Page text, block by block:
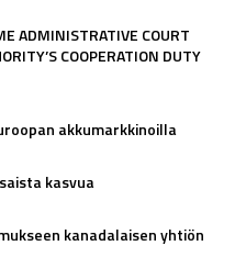
ADMINISTRATIVE COURT
COOPERATION DUTY
akkumarkkinoilla
kasvua
kanadalaisen yhtiön